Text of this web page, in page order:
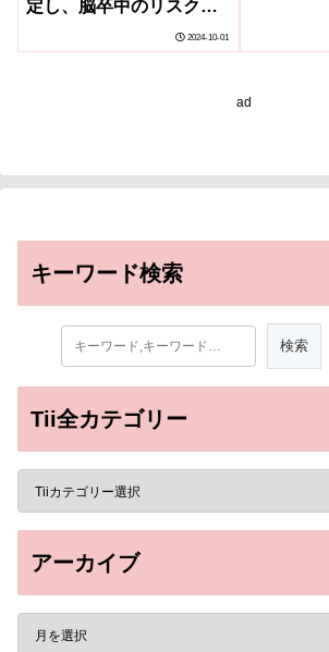
定し、脳卒中のリスクを
評価可能(New Laser-
based Headset Can
2024-10-01
ad
キーワード検索
Tii全カテゴリー
アーカイブ